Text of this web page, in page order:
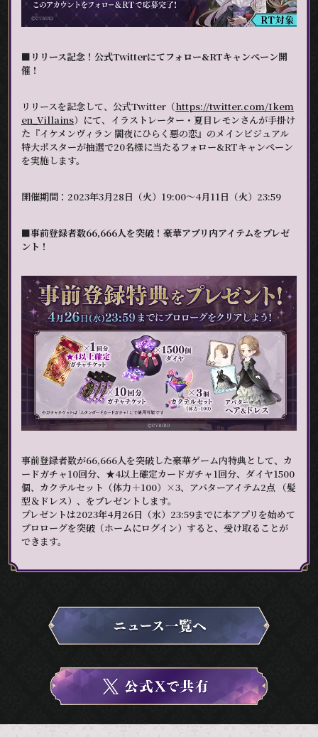
■リリース記念！公式Twitterにてフォロー&RTキャンペーン開
催！
リリースを記念して、公式Twitter（https://twitter.com/Ikem
en_Villains）にて、イラストレーター・夏目レモンさんが手掛け
た『イケメンヴィラン 闇夜にひらく悪の恋』のメインビジュアル
特大ポスターが抽選で20名様に当たるフォロー&RTキャンペーン
を実施します。
開催期間：2023年3月28日（火）19:00～4月11日（火）23:59
■事前登録者数66,666人を突破！豪華アプリ内アイテムをプレゼ
ント！
事前登録者数が66,666人を突破した豪華ゲーム内特典として、カ
ードガチャ10回分、★4以上確定カードガチャ1回分、ダイヤ1500
個、カクテルセット（体力＋100）×3、アバターアイテム2点 （髪
型＆ドレス）、をプレゼントします。
プレゼントは2023年4月26日（水）23:59までに本アプリを始めて
プロローグを突破（ホームにログイン）すると、受け取ることが
できます。